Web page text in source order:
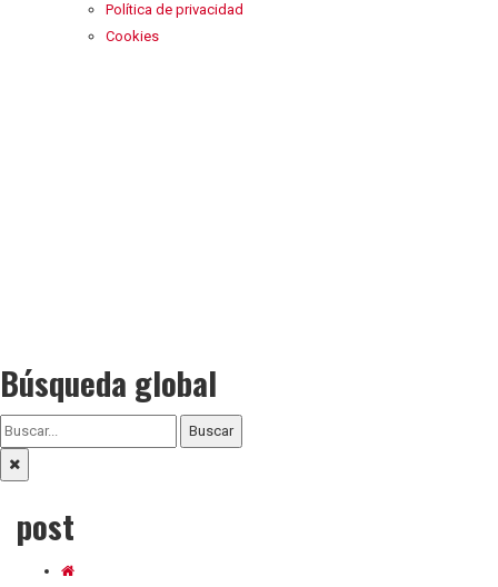
Política de privacidad
Cookies
Búsqueda global
Buscar
post